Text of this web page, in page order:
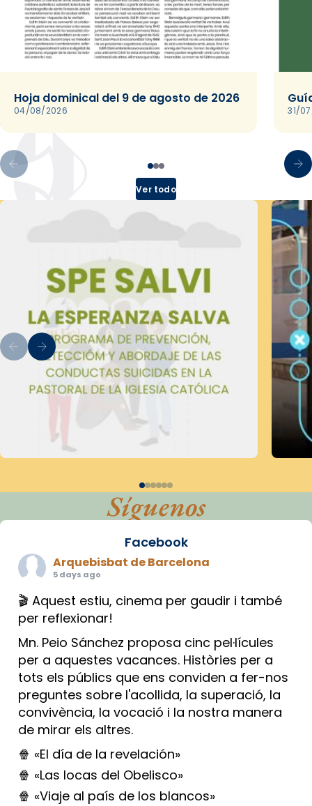
Hoja dominical del 9 de agosto de 2026
04/08/2026 31/
Ver todo
Síguenos
Facebook
Arquebisbat de Barcelona
5 days ago
🎬 Aquest estiu, cinema per gaudir i també
per reflexionar!
Mn. Peio Sánchez proposa cinc pel·lícules
per a aquestes vacances. Històries per a
tots els públics que ens conviden a fer-nos
preguntes sobre l'acollida, la superació, la
convivència, la vocació i la nostra manera
de mirar els altres.
🍿 «El día de la revelación»
🍿 «Las locas del Obelisco»
🍿 «Viaje al país de los blancos»